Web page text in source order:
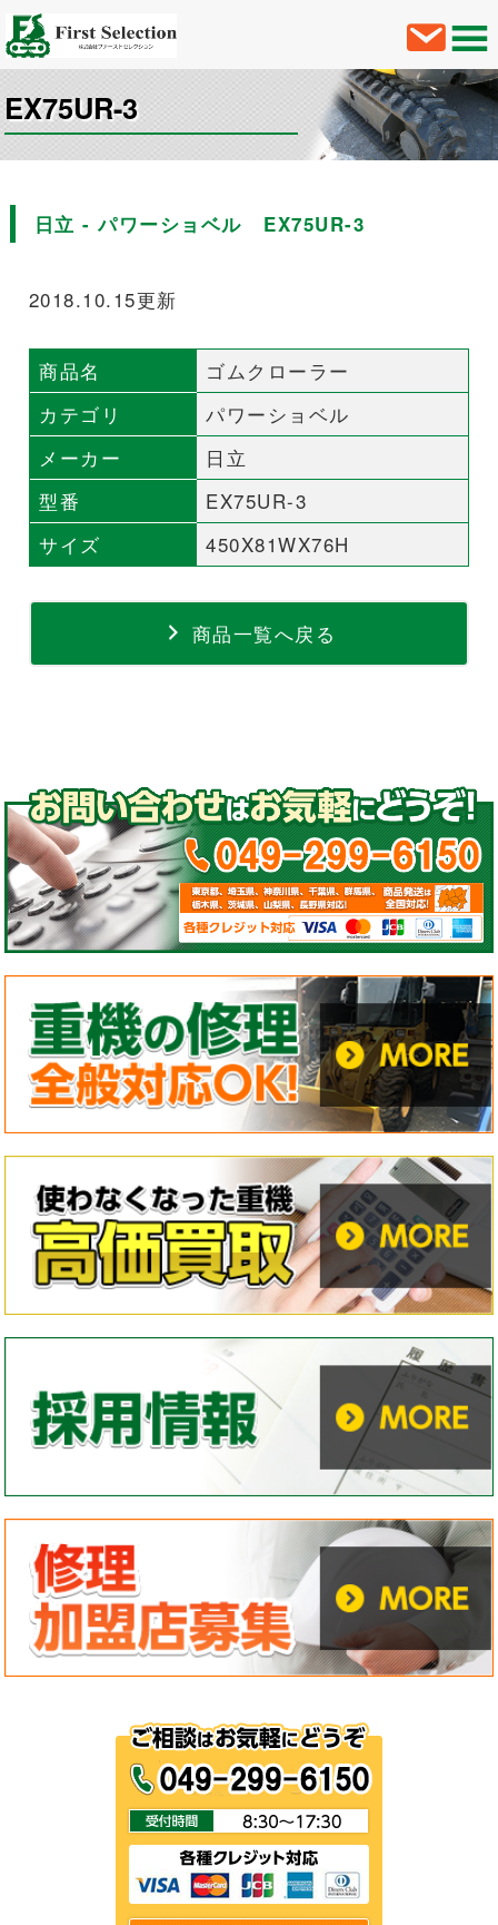
EX75UR-3
日立 - パワーショベル EX75UR-3
2018.10.15更新
商品名
ゴムクローラー
カテゴリ
パワーショベル
メーカー
日立
型番
EX75UR-3
サイズ
450X81WX76H
商品一覧へ戻る